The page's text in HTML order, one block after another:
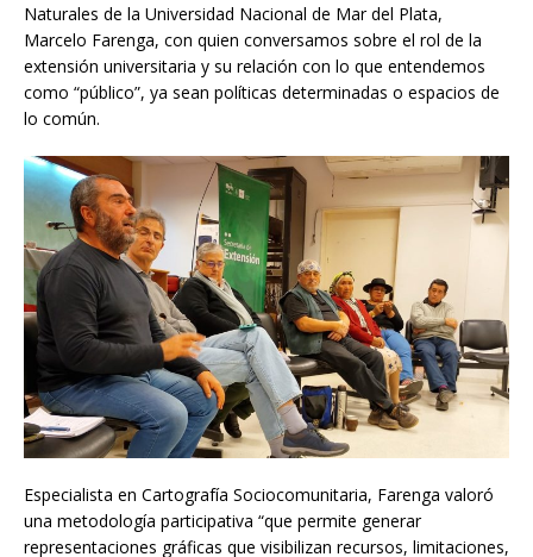
Naturales de la Universidad Nacional de Mar del Plata,
Marcelo Farenga, con quien conversamos sobre el rol de la
extensión universitaria y su relación con lo que entendemos
como “público”, ya sean políticas determinadas o espacios de
lo común.
Especialista en Cartografía Sociocomunitaria, Farenga valoró
una metodología participativa “que permite generar
representaciones gráficas que visibilizan recursos, limitaciones,